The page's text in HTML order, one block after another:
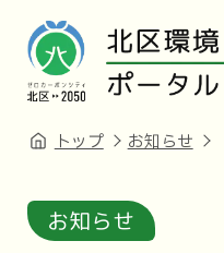
トップ お知らせ
お知らせ